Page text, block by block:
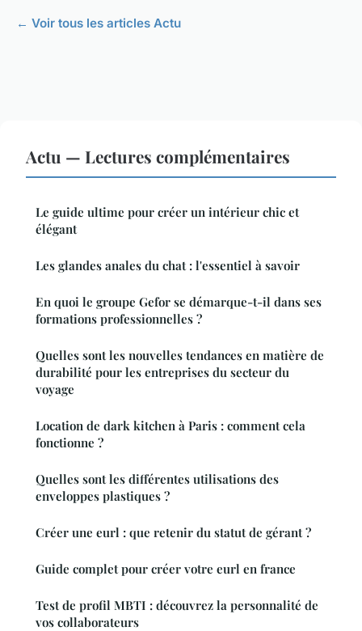
← Voir tous les articles Actu
Actu — Lectures complémentaires
Le guide ultime pour créer un intérieur chic et
élégant
Les glandes anales du chat : l'essentiel à savoir
En quoi le groupe Gefor se démarque-t-il dans ses
formations professionnelles ?
Quelles sont les nouvelles tendances en matière de
durabilité pour les entreprises du secteur du
voyage
Location de dark kitchen à Paris : comment cela
fonctionne ?
Quelles sont les différentes utilisations des
enveloppes plastiques ?
Créer une eurl : que retenir du statut de gérant ?
Guide complet pour créer votre eurl en france
Test de profil MBTI : découvrez la personnalité de
vos collaborateurs